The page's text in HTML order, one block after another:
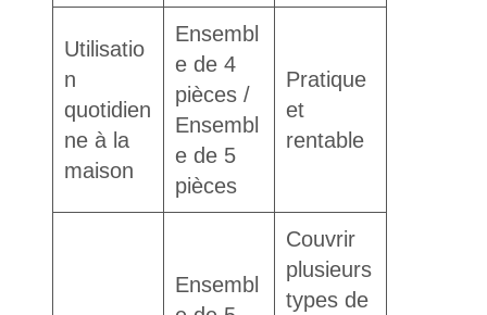
Utilisatio
n
quotidien
ne à la
maison
Ensembl
e de 4
pièces /
Ensembl
e de 5
pièces
Pratique
et
rentable
Ensembl
Couvrir
plusieurs
types de